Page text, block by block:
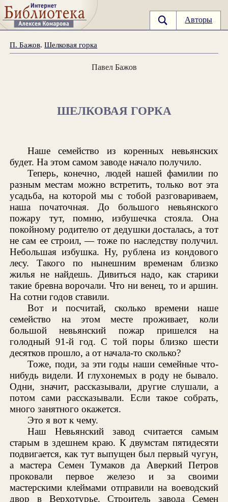
Авторы
П. Бажов.Шелковая горка
Павел Бажов
ШЕЛКОВАЯ ГОРКА
Наше семейство из коренных невьянских
будет. На этом самом заводе начало получило.
Теперь, конечно, людей нашей фамилии по
разным местам можно встретить, только вот эта
усадьба, на которой мы с тобой разговариваем,
наша початочная. До большого невьянского
пожару тут, помню, избушечка стояла. Она
покойному родителю от дедушки досталась, а тот
не сам ее строил, — тоже по наследству получил.
Небольшая избушка. Ну, рублена из кондового
лесу. Такого по нынешним временам близко
жилья не найдешь. Дивиться надо, как старики
такие бревна ворочали. Что ни венец, то и аршин.
На сотни годов ставили.
Вот и посчитай, сколько времени наше
семейство на этом месте проживает, коли
большой невьянский пожар пришелся на
голодный 91-й год. С той поры близко шести
десятков прошло, а от начала-то сколько?
Тоже, поди, за эти годы наши семейные что-
нибудь видели. И глухонемых в роду не бывало.
Одни, значит, рассказывали, другие слушали, а
потом сами рассказывали. Если такое собрать,
много занятного окажется.
Это я вот к чему.
Наш Невьянский завод считается самым
старым в здешнем краю. К двумстам пятидесяти
подвигается, как тут выпущен был первый чугун,
а мастера Семен Тумаков да Аверкий Петров
проковали первое железо и за своими
мастерскими клеймами отправили на воеводский
двор в Верхотурье. Строитель завода Семен